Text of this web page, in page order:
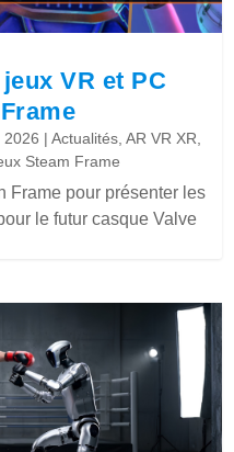
VR et PC
2026 |Actualités ,AR VR XR
Steam Frame
Frame pour présenter les
le futur casque Valve